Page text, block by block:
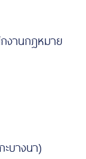
งานกฎหมาย
บางนา)